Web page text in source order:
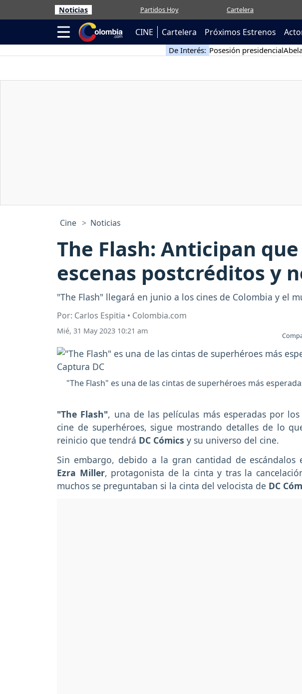
Noticias Partidos Hoy Cartelera
CINE Cartelera Próximos Estrenos
De Interés: Posesión presidencial
Cine Noticias
The Flash: Anticipan
escenas postcréditos y
"The Flash" llegará en junio a los cines de Colombia y el
Por: Carlos Espitia • Colombia.com
Mié, 31 May 2023 10:21 am
"The Flash" es una de las cintas de superhéroes más
"The Flash", una de las películas más esperadas por
cine de superhéroes, sigue mostrando detalles de lo
reinicio que tendrá DC Cómics y su universo del cine.
Sin embargo, debido a la gran cantidad de
Ezra Miller, protagonista de la cinta y tras la
muchos se preguntaban si la cinta del velocista de DC